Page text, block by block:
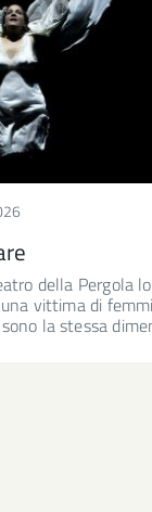
della Pergola lo
vittima di
la stessa